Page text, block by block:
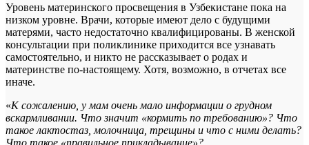
Уровень материнского просвещения в Узбекистане пока на
низком уровне. Врачи, которые имеют дело с будущими
матерями, часто недостаточно квалифицированы. В женской
консультации при поликлинике приходится все узнавать
самостоятельно, и никто не рассказывает о родах и
материнстве по-настоящему. Хотя, возможно, в отчетах все
иначе.
«К сожалению, у мам очень мало информации о грудном
вскармливании. Что значит «кормить по требованию»? Что
такое лактостаз, молочница, трещины и что с ними делать?
Что такое «правильное прикладывание»?